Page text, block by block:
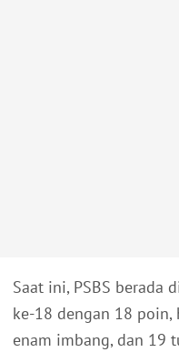
Saat ini, PSBS berada
ke-18 dengan 18
enam imbang, dan 19